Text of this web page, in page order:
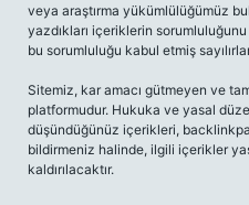
veya araştırma yükümlülüğümüz
yazdıkları içeriklerin
bu sorumluluğu kabul etmiş
Sitemiz, kar amacı gütmeyen ve
platformudur. Hukuka ve yasal
düşündüğünüz içerikleri,
bildirmeniz halinde, ilgili içerikler
kaldırılacaktır.